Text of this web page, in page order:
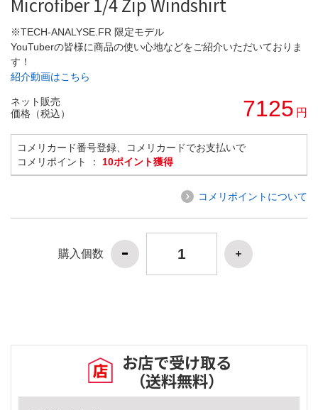
※TECH-ANALYSE.FR 限定モデル
YouTuberの皆様に商品の使い心地などをご紹介いただいておりま
す！
紹介動画はこちら
ネット販売
価格（税込）
7125 円
コメリカード番号登録、コメリカードでお支払いで
コメリポイント ： 10ポイント獲得
コメリポイントについて
購入個数
お店で受け取る
（送料無料）